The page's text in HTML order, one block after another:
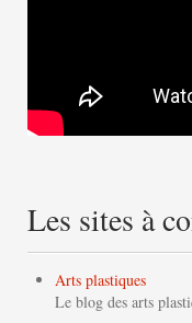
Les sites à
Arts plastiques
Le blog des arts